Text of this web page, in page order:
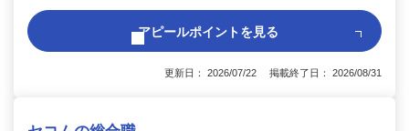
アピールポイントを見る
更新日： 2026/07/22 掲載終了日： 2026/08/31